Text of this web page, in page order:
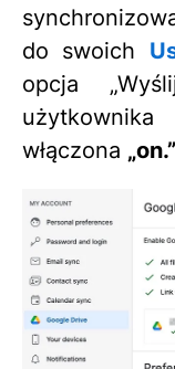
do swoich
opcja
włączona „on.”